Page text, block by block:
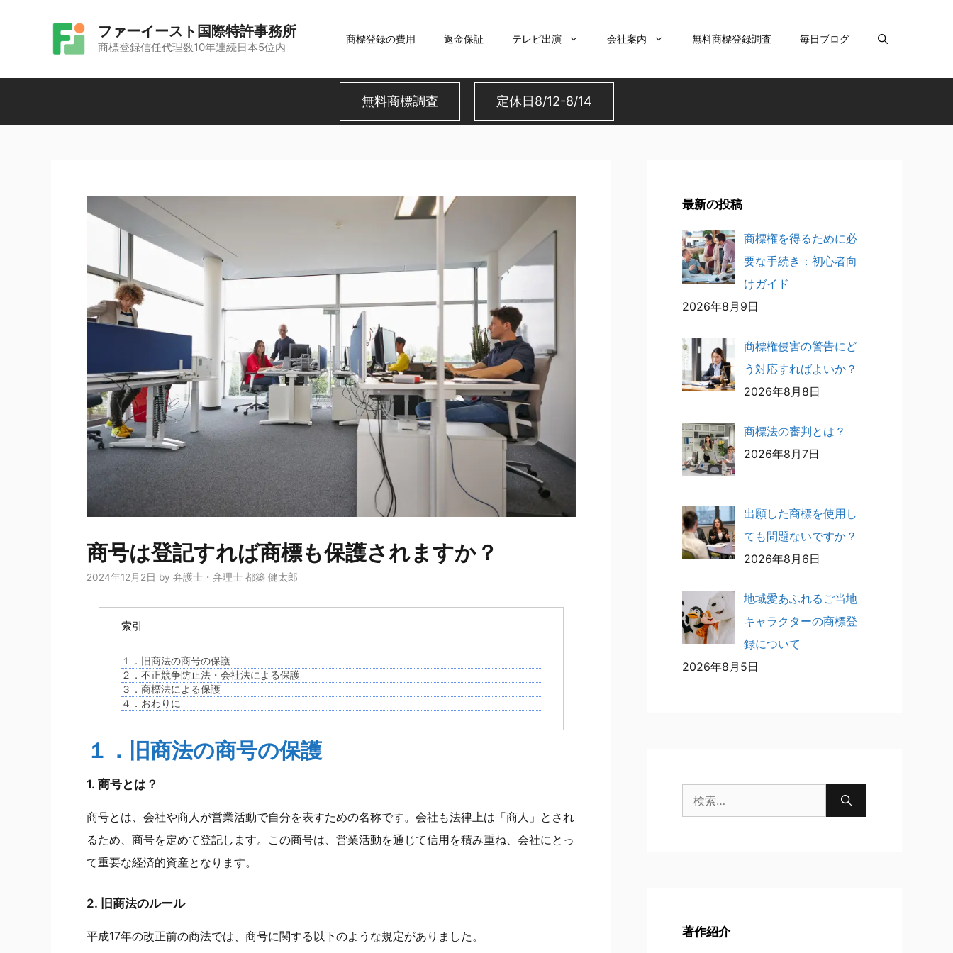
ン
へ
ファーイースト国際特許事務所
商標登録信任代理数10年連続日本5位内
商標登録の費用 返金保証 テレビ出演 会社案内 無料商標登録調査 毎日ブログ
無料商標調査 定休日8/12-8/14
商号は登記すれば商標も保護されますか？
2024年12月2日 by 弁護士・弁理士 都築 健太郎
索引
１．旧商法の商号の保護
２．不正競争防止法・会社法による保護
３．商標法による保護
４．おわりに
１．旧商法の商号の保護
1. 商号とは？
商号とは、会社や商人が営業活動で自分を表すための名称です。会社も法律上は「商人」とされ
るため、商号を定めて登記します。この商号は、営業活動を通じて信用を積み重ね、会社にとっ
て重要な経済的資産となります。
2. 旧商法のルール
平成17年の改正前の商法では、商号に関する以下のような規定がありました。
最新の投稿
商標権を得るために必
要な手続き：初心者向
けガイド
2026年8月9日
商標権侵害の警告にど
う対応すればよいか？
2026年8月8日
商標法の審判とは？
2026年8月7日
出願した商標を使用し
ても問題ないですか？
2026年8月6日
地域愛あふれるご当地
キャラクターの商標登
録について
2026年8月5日
索:
著作紹介